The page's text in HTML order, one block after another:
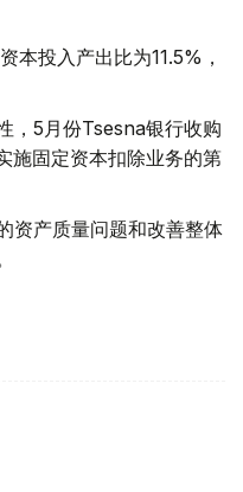
本投入产出比为11.5%，
，5月份Tsesna银行收购
施固定资本扣除业务的第
资产质量问题和改善整体